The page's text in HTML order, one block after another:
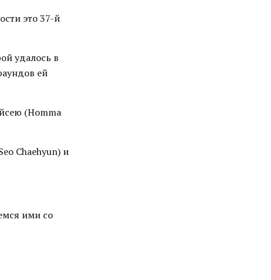
это 37-й
удалось в
ей
(Homma
Chaehyun) и
ими со